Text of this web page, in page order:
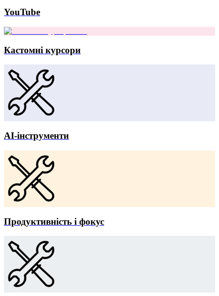
YouTube
Кастомні курсори
AI-інструменти
Продуктивність і фокус